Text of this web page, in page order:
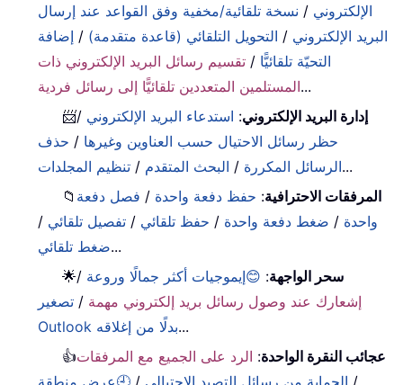
الإلكتروني / نسخة تلقائية/مخفية وفق القواعد عند إرسال
البريد الإلكتروني / التحويل التلقائي (قاعدة متقدمة) / إضافة
التحيّة تلقائيًّا / تقسيم رسائل البريد الإلكتروني ذات
المستلمين المتعددين تلقائيًّا إلى رسائل فردية...
📨
إدارة البريد الإلكتروني: استدعاء البريد الإلكتروني /
حظر رسائل الاحتيال حسب العناوين وغيرها / حذف
الرسائل المكررة / البحث المتقدم / تنظيم المجلدات
...
📁
المرفقات الاحترافية: حفظ دفعة واحدة / فصل دفعة
واحدة / ضغط دفعة واحدة / حفظ تلقائي / تفصيل تلقائي /
ضغط تلقائي...
🌟
سحر الواجهة: 😊إيموجيات أكثر جمالًا وروعة /
إشعارك عند وصول رسائل بريد إلكتروني مهمة / تصغير
Outlook بدلًا من إغلاقه...
👍
عجائب النقرة الواحدة: الرد على الجميع مع المرفقات
/ الحماية من رسائل التصيد الاحتيالي / 🕘عرض منطقة